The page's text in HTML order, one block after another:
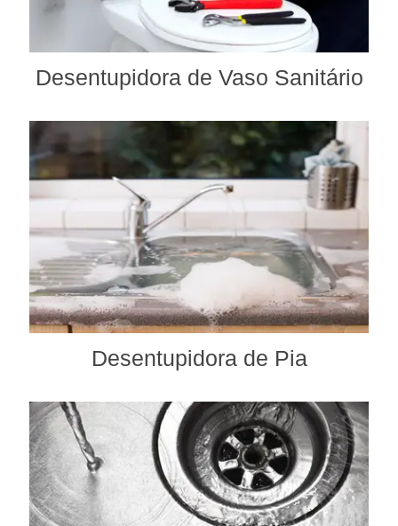
Desentupidora de Vaso Sanitário
Desentupidora de Pia